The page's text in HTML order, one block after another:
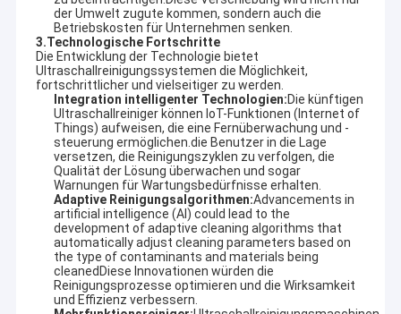
der Umwelt zugute kommen, sondern auch die
Betriebskosten für Unternehmen senken.
3.Technologische Fortschritte
Die Entwicklung der Technologie bietet
Ultraschallreinigungssystemen die Möglichkeit,
fortschrittlicher und vielseitiger zu werden.
Integration intelligenter Technologien:Die künftigen
Ultraschallreiniger können IoT-Funktionen (Internet of
Things) aufweisen, die eine Fernüberwachung und -
steuerung ermöglichen.die Benutzer in die Lage
versetzen, die Reinigungszyklen zu verfolgen, die
Qualität der Lösung überwachen und sogar
Warnungen für Wartungsbedürfnisse erhalten.
Adaptive Reinigungsalgorithmen:Advancements in
artificial intelligence (AI) could lead to the
development of adaptive cleaning algorithms that
automatically adjust cleaning parameters based on
the type of contaminants and materials being
cleanedDiese Innovationen würden die
Reinigungsprozesse optimieren und die Wirksamkeit
und Effizienz verbessern.